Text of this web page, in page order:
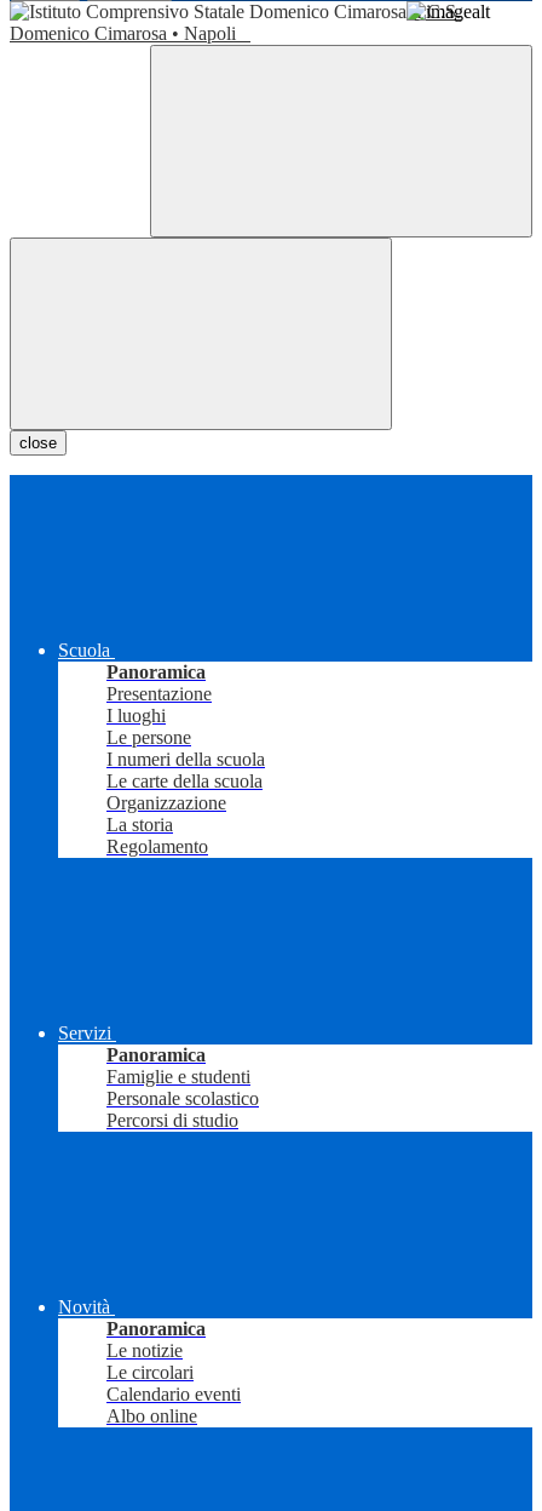
I.C.S.
Domenico Cimarosa • Napoli
close
Scuola
Panoramica
Presentazione
I luoghi
Le persone
I numeri della scuola
Le carte della scuola
Organizzazione
La storia
Regolamento
Servizi
Panoramica
Famiglie e studenti
Personale scolastico
Percorsi di studio
Novità
Panoramica
Le notizie
Le circolari
Calendario eventi
Albo online